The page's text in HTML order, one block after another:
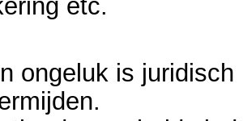
etc.
ongeluk is